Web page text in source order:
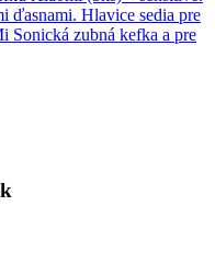
Hlavice sedia pre
Sonická zubná kefka a pre